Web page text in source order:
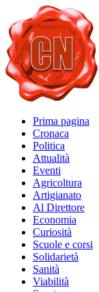
Prima pagina
Cronaca
Politica
Attualità
Eventi
Agricoltura
Artigianato
Al Direttore
Economia
Curiosità
Scuole e corsi
Solidarietà
Sanità
Viabilità